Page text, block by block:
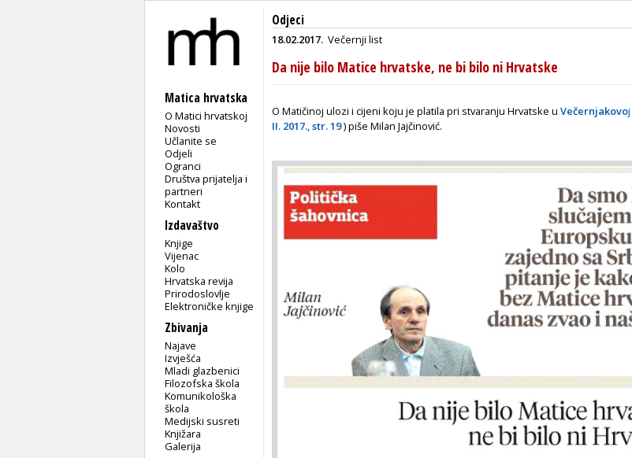
Matica hrvatska
O Matici hrvatskoj
Novosti
Učlanite se
Odjeli
Ogranci
Društva prijatelja i
partneri
Kontakt
Izdavaštvo
Knjige
Vijenac
Kolo
Hrvatska revija
Prirodoslovlje
Elektroničke knjige
Zbivanja
Najave
Izvješća
Mladi glazbenici
Filozofska škola
Komunikološka
škola
Medijski susreti
Knjižara
Galerija
Odjeci
18.02.2017. Večernji list
Da nije bilo Matice hrvatske, ne bi bilo ni Hrvatske
O Matičinoj ulozi i cijeni koju je platila pri stvaranju Hrvatske u Večernjakovoj
II. 2017., str. 19) piše Milan Jajčinović.